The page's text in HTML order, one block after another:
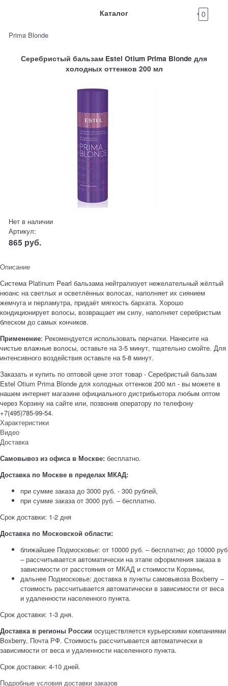
Каталог 0
Prima Blonde
Серебристый бальзам Estel Otium Prima Blonde для
холодных оттенков 200 мл
Нет в наличии
Артикул:
865 руб.
Описание
Система Plаtinum Peаrl бальзама нейтрализует нежелательный жёлтый
нюанс на светлых и осветлённых волосах, наполняет их сиянием
жемчуга и перламутра, придаёт мягкость бархата. Хорошо
кондиционирует волосы, возвращает им силу, наполняет серебристым
блеском до самых кончиков.
Применение: Рекомендуется использовать перчатки. Нанесите на
чистые влажные волосы, оставьте на 3-5 минут, тщательно смойте. Для
интенсивного воздействия оставьте на 5-8 минут.
Заказать и купить по оптовой цене этот товар - Серебристый бальзам
Estel Otium Prima Blonde для холодных оттенков 200 мл - вы можете в
нашем интернет магазине официального дистрибьютора любым оптом
через Корзину на сайте или, позвонив оператору по телефону
+7(495)785-99-54.
Характеристики
Видео
Доставка
Самовывоз из офиса в Москве: бесплатно.
Доставка по Москве в пределах МКАД:
при сумме заказа до 3000 руб. - 300 рублей,
при сумме заказа от 3000 руб. – бесплатно.
Срок доставки: 1-2 дня
Доставка по Московской области:
ближайшее Подмосковье: от 10000 руб. – бесплатно; до 10000 руб
– рассчитывается автоматически на этапе оформления заказа в
зависимости от расстояния от МКАД и стоимости Корзины,
дальнее Подмосковье: доставка в пункты самовывоза Boxberry –
стоимость рассчитывается автоматически в зависимости от веса
и удаленности населенного пункта.
Срок доставки: 1-3 дня.
Доставка в регионы России осуществляется курьерскими компаниями
Boxberry, Почта РФ. Стоимость рассчитывается автоматически в
зависимости от веса и удаленности населенного пункта.
Срок доставки: 4-10 дней.
Подробные условия доставки заказов